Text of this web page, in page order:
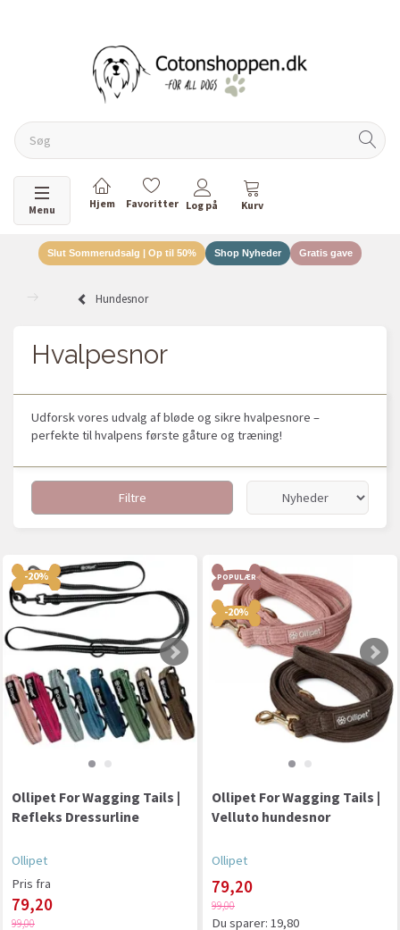
Skifte navigation
Menu
Slut Sommerudsalg | Op til 50% Shop Nyheder Gratis gave
Hundesnor
Hvalpesnor
Udforsk vores udvalg af bløde og sikre hvalpesnore –
perfekte til hvalpens første gåture og træning!
Filtre
-20%
Ollipet For Wagging Tails |
Refleks Dressurline
Ollipet
Pris fra
79,20
99,00
POPULÆR
-20%
Ollipet For Wagging Tails |
Velluto hundesnor
Ollipet
79,20
99,00
Du sparer: 19,80